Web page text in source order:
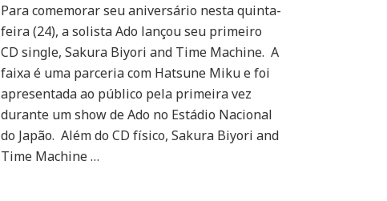
Biyori
and
Time
Ado
lança
single
em
Para comemorar seu aniversário nesta quinta-
feira (24), a solista Ado lançou seu primeiro
CD single, Sakura Biyori and Time Machine. A
faixa é uma parceria com Hatsune Miku e foi
apresentada ao público pela primeira vez
durante um show de Ado no Estádio Nacional
do Japão. Além do CD físico, Sakura Biyori and
Time Machine …